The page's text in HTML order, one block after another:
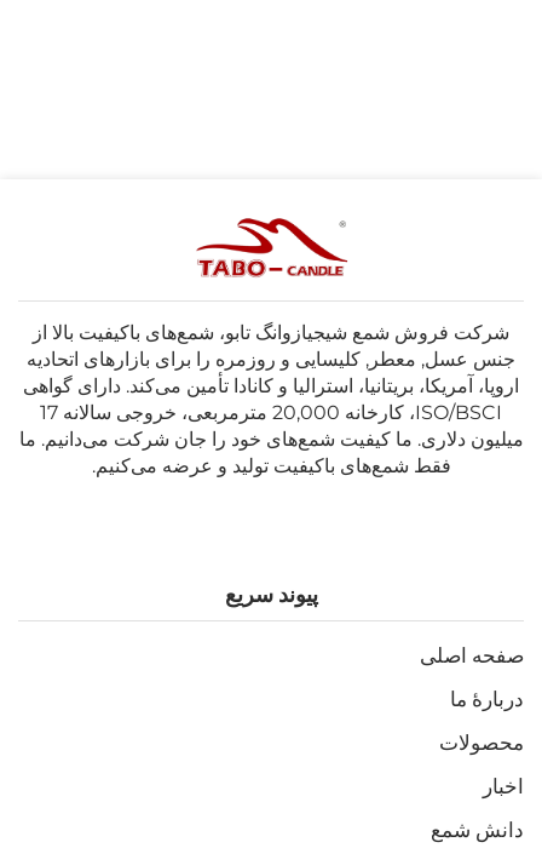
شرکت فروش شمع شیجیازوانگ تابو، شمع‌های باکیفیت بالا از
جنس عسل, معطر, کلیسایی و روزمره را برای بازارهای اتحادیه
اروپا، آمریکا، بریتانیا، استرالیا و کانادا تأمین می‌کند. دارای گواهی
ISO/BSCI، کارخانه 20,000 مترمربعی، خروجی سالانه 17
میلیون دلاری. ما کیفیت شمع‌های خود را جان شرکت می‌دانیم. ما
فقط شمع‌های باکیفیت تولید و عرضه می‌کنیم.
پیوند سریع
صفحه اصلی
دربارهٔ ما
محصولات
اخبار
دانش شمع